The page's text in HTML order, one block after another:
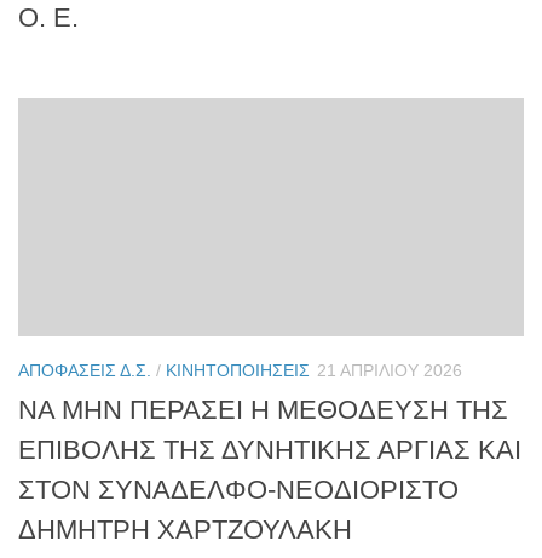
Ο. Ε.
ΑΠΟΦΆΣΕΙΣ Δ.Σ. / ΚΙΝΗΤΟΠΟΙΉΣΕΙΣ 21 ΑΠΡΙΛΊΟΥ 2026
ΝΑ ΜΗΝ ΠΕΡΑΣΕΙ Η ΜΕΘΟΔΕΥΣΗ ΤΗΣ
ΕΠΙΒΟΛΗΣ ΤΗΣ ΔΥΝΗΤΙΚΗΣ ΑΡΓΙΑΣ ΚΑΙ
ΣΤΟΝ ΣΥΝΑΔΕΛΦΟ-ΝΕΟΔΙΟΡΙΣΤΟ
ΔΗΜΗΤΡΗ ΧΑΡΤΖΟΥΛΑΚΗ